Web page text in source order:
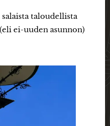
salaista taloudellista
ei-uuden asunnon)